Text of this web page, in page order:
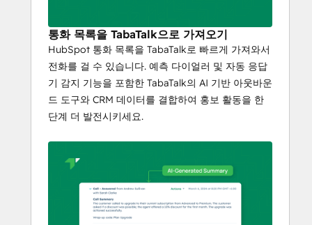
통화 목록을 TabaTalk으로 가져오기
HubSpot 통화 목록을 TabaTalk로 빠르게 가져와서
전화를 걸 수 있습니다. 예측 다이얼러 및 자동 응답
기 감지 기능을 포함한 TabaTalk의 AI 기반 아웃바운
드 도구와 CRM 데이터를 결합하여 홍보 활동을 한
단계 더 발전시키세요.